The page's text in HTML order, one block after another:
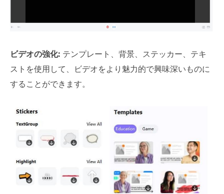
ビデオの強化: テンプレート、背景、ステッカー、テキ
ストを使用して、ビデオをより魅力的で興味深いものに
することができます。